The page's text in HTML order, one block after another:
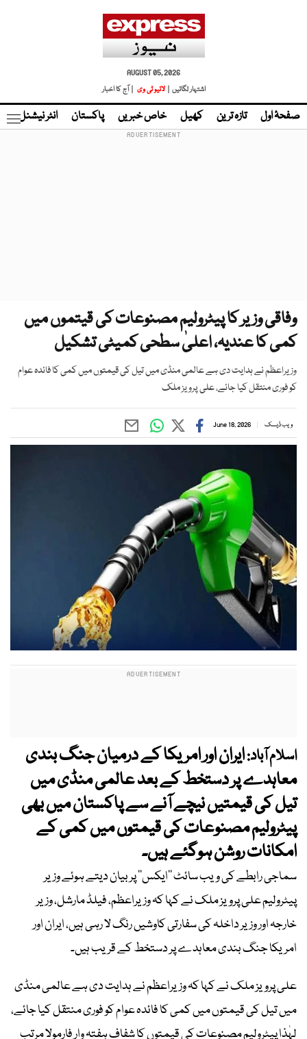
AUGUST 05, 2026
اشتہار لگائیں |
لائیو ٹی وی | آج کا اخبار
صفحۂ اول تازہ ترین کھیل خاص خبریں پاکستان انٹر نیشنل
وفاقی وزیر کا پیٹرولیم مصنوعات کی قیتموں میں
کمی کا عندیہ، اعلیٰ سطحی کمیٹی تشکیل
وزیراعظم نے ہدایت دی ہے عالمی منڈی میں تیل کی قیمتوں میں کمی کا فائدہ عوام
کو فوری منتقل کیا جائے، علی پرویز ملک
ویب ڈیسک June 18, 2026
اسلام آباد:ایران اور امریکا کے درمیان جنگ بندی
معاہدے پر دستخط کے بعد عالمی منڈی میں
تیل کی قیمتیں نیچے آنے سے پاکستان میں بھی
پیٹرولیم مصنوعات کی قیمتوں میں کمی کے
امکانات روشن ہوگئے ہیں۔
سماجی رابطے کی ویب سائٹ ’’ایکس‘‘ پر بیان دیتے ہوئے وزیر
پیٹرولیم علی پرویز ملک نے کہا کہ وزیراعظم، فیلڈ مارشل، وزیر
خارجہ اور وزیر داخلہ کی سفارتی کاوشیں رنگ لا رہی ہیں، ایران اور
امریکا جنگ بندی معاہدے پر دستخط کے قریب ہیں۔
علی پرویز ملک نے کہا کہ وزیراعظم نے ہدایت دی ہے عالمی منڈی
میں تیل کی قیمتوں میں کمی کا فائدہ عوام کو فوری منتقل کیا جائے،
لہٰذا پیٹرولیم مصنوعات کی قیمتوں کا شفاف ہفتہ وار فارمولا مرتب